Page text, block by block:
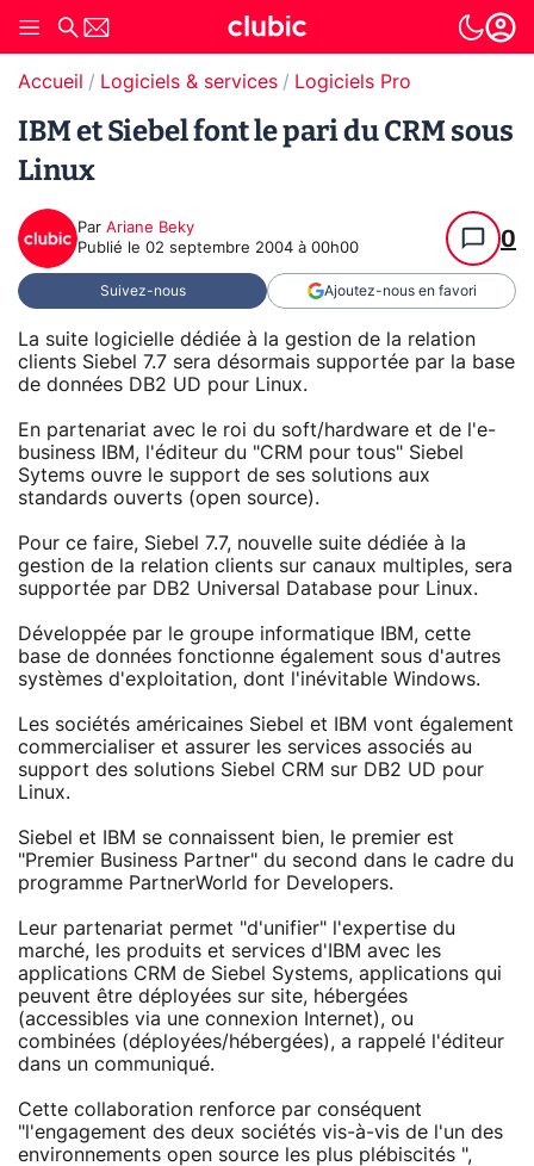
Accueil Logiciels & services Logiciels Pro
IBM et Siebel font le pari du CRM sous
Linux
Par Ariane Beky
Publié le 02 septembre 2004 à 00h00 0
Suivez-nous Ajoutez-nous en favori
La suite logicielle dédiée à la gestion de la relation
clients Siebel 7.7 sera désormais supportée par la base
de données DB2 UD pour Linux.
En partenariat avec le roi du soft/hardware et de l'e-
business IBM, l'éditeur du "CRM pour tous" Siebel
Sytems ouvre le support de ses solutions aux
standards ouverts (open source).
Pour ce faire, Siebel 7.7, nouvelle suite dédiée à la
gestion de la relation clients sur canaux multiples, sera
supportée par DB2 Universal Database pour Linux.
Développée par le groupe informatique IBM, cette
base de données fonctionne également sous d'autres
systèmes d'exploitation, dont l'inévitable Windows.
Les sociétés américaines Siebel et IBM vont également
commercialiser et assurer les services associés au
support des solutions Siebel CRM sur DB2 UD pour
Linux.
Siebel et IBM se connaissent bien, le premier est
"Premier Business Partner" du second dans le cadre du
programme PartnerWorld for Developers.
Leur partenariat permet "d'unifier" l'expertise du
marché, les produits et services d'IBM avec les
applications CRM de Siebel Systems, applications qui
peuvent être déployées sur site, hébergées
(accessibles via une connexion Internet), ou
combinées (déployées/hébergées), a rappelé l'éditeur
dans un communiqué.
Cette collaboration renforce par conséquent
"l'engagement des deux sociétés vis-à-vis de l'un des
environnements open source les plus plébiscités ",